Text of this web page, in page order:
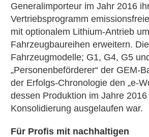
Generalimporteur im Jahr 2016
Vertriebsprogramm
mit optionalem Lithium-Antrieb
Fahrzeugbaureihen erweitern.
Fahrzeugmodelle; G1, G4, G5
„Personenbeförderer“ der GEM-
der Erfolgs-Chronologie den „e-
dessen Produktion im Jahre
Konsolidierung ausgelaufen war.
Für Profis mit nachhaltigen